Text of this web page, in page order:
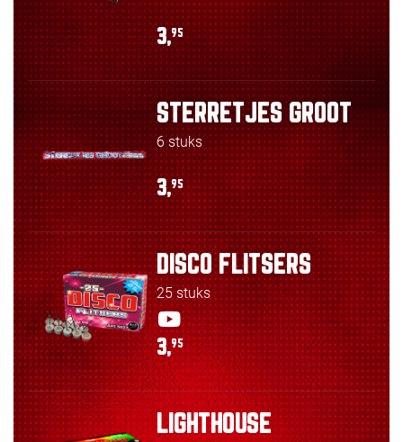
3,95
STERRETJES GROOT
6 stuks
3,95
DISCO FLITSERS
25 stuks
3,95
LIGHTHOUSE